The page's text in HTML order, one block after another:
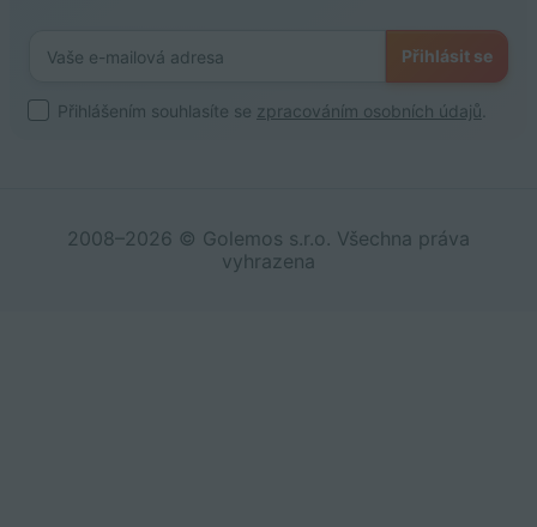
Přihlásit se
Přihlášením souhlasíte se zpracováním osobních údajů
2008–2026 © Golemos s.r.o. Všechna práva
vyhrazena